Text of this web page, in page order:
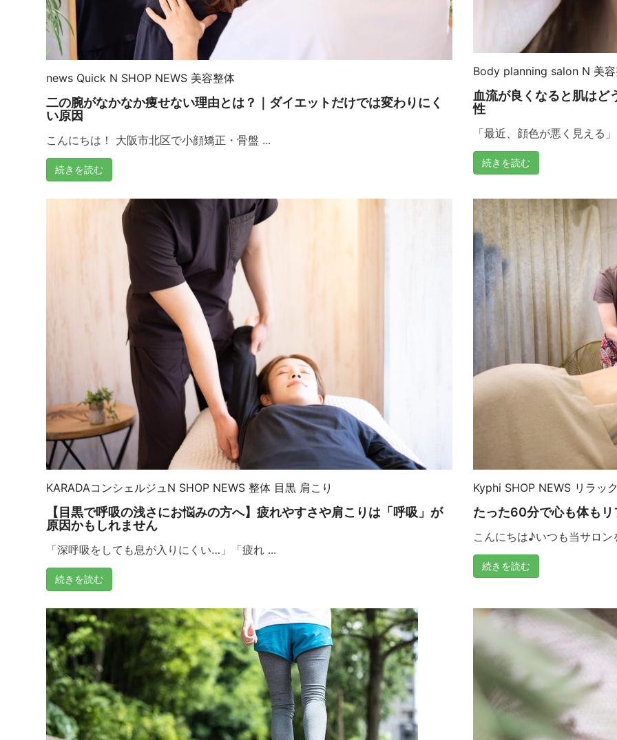
news Quick N SHOP NEWS 美容整体
二の腕がなかなか痩せない理由とは？｜ダイエットだけでは変わりにく
い原因
こんにちは！ 大阪市北区で小顔矯正・骨盤 ...
続きを読む
Body planning salon N 美
血流が良くなると肌はど
性
「最近、顔色が悪く見える
続きを読む
KARADAコンシェルジュN SHOP NEWS 整体 目黒 肩こり
【目黒で呼吸の浅さにお悩みの方へ】疲れやすさや肩こりは「呼吸」が
原因かもしれません
「深呼吸をしても息が入りにくい…」「疲れ ...
続きを読む
Kyphi SHOP NEWS リラッ
たった60分で心も体もリ
こんにちは♪いつも当サロン
続きを読む